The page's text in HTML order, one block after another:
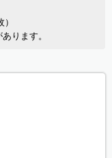
ります。